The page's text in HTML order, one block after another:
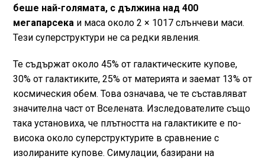
беше най-голямата, с дължина над 400
мегапарсека и маса около 2 × 1017 слънчеви маси.
Тези суперструктури не са редки явления.
Те съдържат около 45% от галактическите купове,
30% от галактиките, 25% от материята и заемат 13% от
космическия обем. Това означава, че те съставляват
значителна част от Вселената. Изследователите също
така установиха, че плътността на галактиките е по-
висока около суперструктурите в сравнение с
изолираните купове. Симулации, базирани на